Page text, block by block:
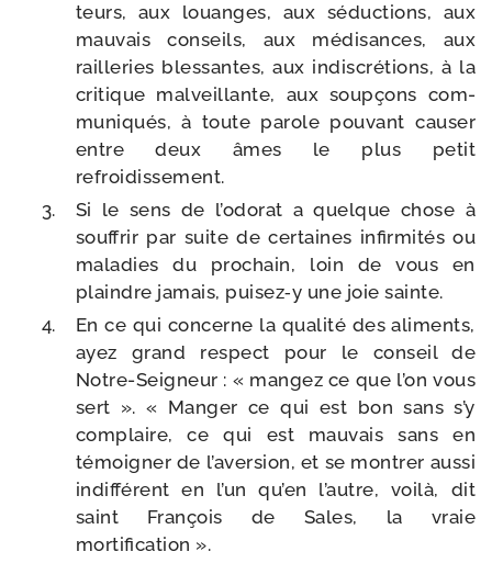
teurs, aux louanges, aux séduc­tions, aux
mau­vais conseils, aux médi­sances, aux
raille­ries bles­santes, aux indis­cré­tions, à la
cri­tique mal­veillante, aux soup­çons com­
mu­ni­qués, à toute parole pou­vant cau­ser
entre deux âmes le plus petit
refroidissement.
Si le sens de l’o­do­rat a quelque chose à
souf­frir par suite de cer­taines infir­mi­tés ou
mala­dies du pro­chain, loin de vous en
plaindre jamais, puisez‑y une joie sainte.
En ce qui concerne la qua­li­té des ali­ments,
ayez grand res­pect pour le conseil de
Notre-​Seigneur : « man­gez ce que l’on vous
sert ». « Manger ce qui est bon sans s’y
com­plaire, ce qui est mau­vais sans en
témoi­gner de l’a­ver­sion, et se mon­trer aus­si
indif­fé­rent en l’un qu’en l’autre, voi­là, dit
saint François de Sales, la vraie
mortification ».